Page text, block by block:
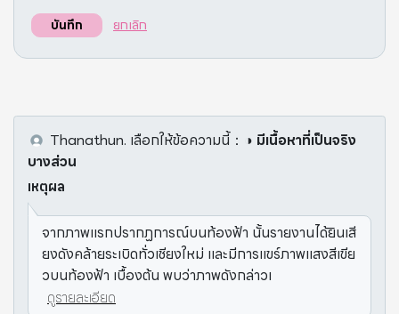
บันทึก ยกเลิก
Thanathun. เลือกให้ข้อความนี้： ◑ มีเนื้อหาที่เป็นจริง
บางส่วน
เหตุผล
จากภาพแรกปรากฏการณ์บนท้องฟ้า นั้นรายงานได้ยินเสี
ยงดังคล้ายระเบิดทั่วเชียงใหม่ และมีการแขร์ภาพแสงสีเขีย
วบนท้องฟ้า เบื้องต้น พบว่าภาพดังกล่าวเ
ดูรายละเอียด